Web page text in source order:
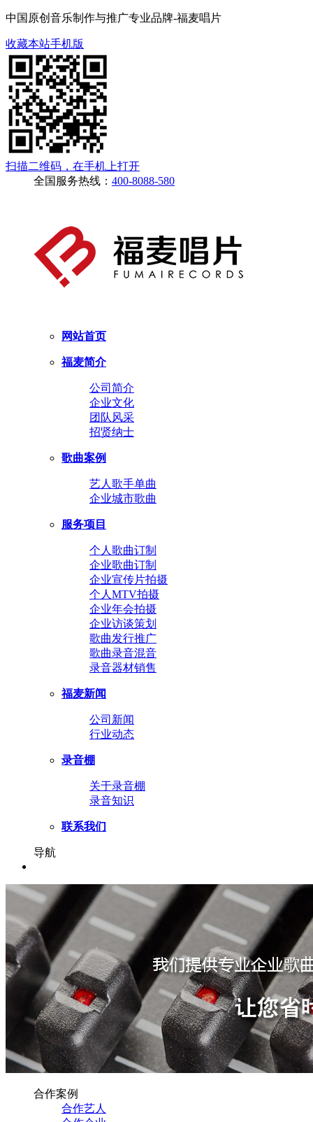
中国原创音乐制作与推广专业品牌-福麦唱片
收藏本站手机版
扫描二维码，在手机上打开
全国服务热线： 400-8088-580
网站首页
福麦简介
公司简介
企业文化
团队风采
招贤纳士
歌曲案例
艺人歌手单曲
企业城市歌曲
服务项目
个人歌曲订制
企业歌曲订制
企业宣传片拍摄
个人MTV拍摄
企业年会拍摄
企业访谈策划
歌曲发行推广
歌曲录音混音
录音器材销售
福麦新闻
公司新闻
行业动态
录音棚
关于录音棚
录音知识
联系我们
导航
合作案例
合作艺人